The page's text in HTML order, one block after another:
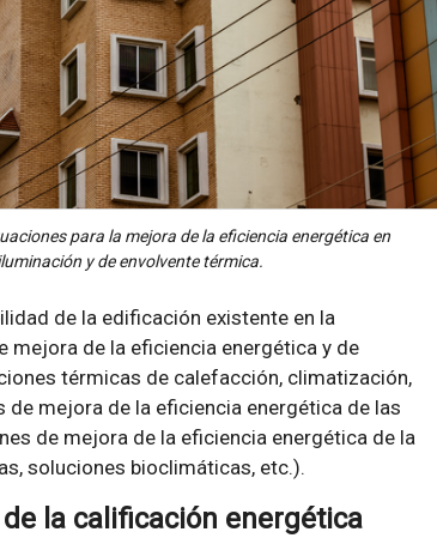
para la mejora de la eficiencia energética en
y de envolvente térmica.
de la edificación existente en la
mejora de la eficiencia energética y de
térmicas de calefacción, climatización,
mejora de la eficiencia energética de las
de mejora de la eficiencia energética de la
soluciones bioclimáticas, etc.).
la calificación energética